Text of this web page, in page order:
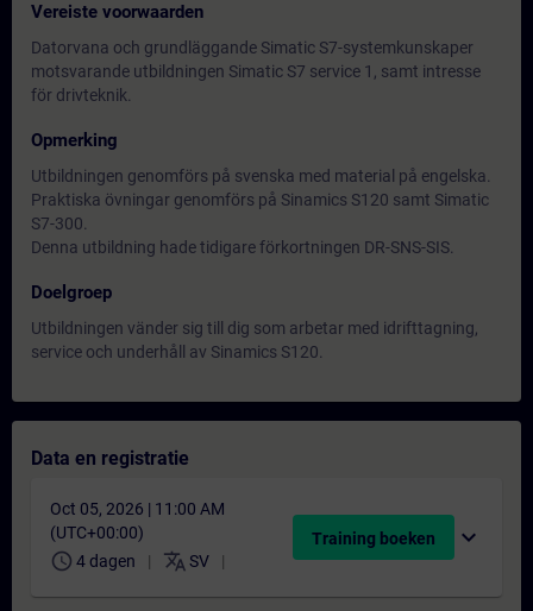
Vereiste voorwaarden
Datorvana och grundläggande Simatic S7-systemkunskaper
motsvarande utbildningen Simatic S7 service 1, samt intresse
för drivteknik.
Opmerking
Utbildningen genomförs på svenska med material på engelska.
Praktiska övningar genomförs på Sinamics S120 samt Simatic
S7-300.
Denna utbildning hade tidigare förkortningen DR-SNS-SIS.
Doelgroep
Utbildningen vänder sig till dig som arbetar med idrifttagning,
service och underhåll av Sinamics S120.
Data en registratie
Oct 05, 2026 | 11:00 AM
(UTC+00:00)
schedule 4 dagen translate SV
Training boeken expand_more